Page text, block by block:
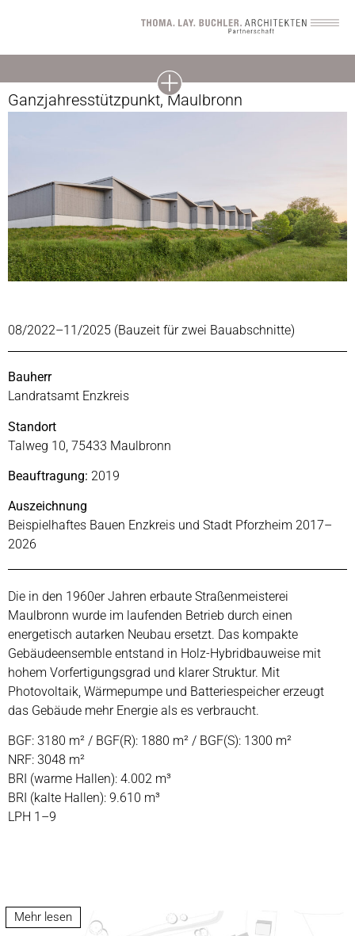
Ganzjahresstützpunkt, Maulbronn
08/2022–11/2025 (Bauzeit für zwei Bauabschnitte)
Bauherr
Landratsamt Enzkreis
Standort
Talweg 10, 75433 Maulbronn
Beauftragung: 2019
Auszeichnung
Beispielhaftes Bauen Enzkreis und Stadt Pforzheim 2017–
2026
Die in den 1960er Jahren erbaute Straßenmeisterei
Maulbronn wurde im laufenden Betrieb durch einen
energetisch autarken Neubau ersetzt. Das kompakte
Gebäudeensemble entstand in Holz-Hybridbauweise mit
hohem Vorfertigungsgrad und klarer Struktur. Mit
Photovoltaik, Wärmepumpe und Batteriespeicher erzeugt
das Gebäude mehr Energie als es verbraucht.
BGF: 3180 m² / BGF(R): 1880 m² / BGF(S): 1300 m²
NRF: 3048 m²
BRI (warme Hallen): 4.002 m³
BRI (kalte Hallen): 9.610 m³
LPH 1–9
Mehr lesen